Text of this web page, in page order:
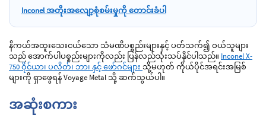
Inconel အတိုးအလျော့စုံစမ်းမှုကို တောင်းခံပါ
နိကယ်အထူးသေးငယ်သော သံမဏိပစ္စည်းများနှင့် ပတ်သက်၍ ဝယ်သူများ
သည် အောက်ပါပစ္စည်းများကိုလည်း ပြန်လည်သုံးသပ်နိုင်ပါသည်။ Inconel X-
750 ဝိုင်ယာ၊ ပလိတ်၊ ဘာ၊ နှင့် ဖော်ဂင်များ သို့မဟုတ် ကိုယ်ပိုင်အရင်းအမြစ်
များကို ရှာဖွေရန် Voyage Metal သို့ ဆက်သွယ်ပါ။
အဆုံးစကား